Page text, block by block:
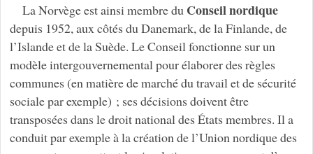
La Norvège est ainsi membre du Conseil nordique
depuis 1952, aux côtés du Danemark, de la Finlande, de
l’Islande et de la Suède. Le Conseil fonctionne sur un
modèle intergouvernemental pour élaborer des règles
communes (en matière de marché du travail et de sécurité
sociale par exemple) ; ses décisions doivent être
transposées dans le droit national des États membres. Il a
conduit par exemple à la création de l’Union nordique des